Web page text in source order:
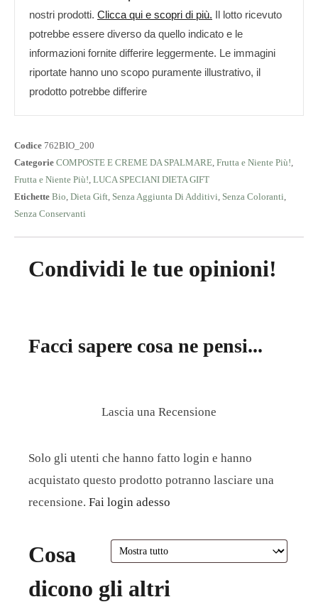
nostri prodotti. Clicca qui e scopri di più. Il lotto ricevuto
potrebbe essere diverso da quello indicato e le
informazioni fornite differire leggermente. Le immagini
riportate hanno uno scopo puramente illustrativo, il
prodotto potrebbe differire
Codice 762BIO_200
Categorie COMPOSTE E CREME DA SPALMARE Frutta e Niente Più!
Frutta e Niente Più! LUCA SPECIANI DIETA GIFT
Etichette Bio Dieta Gift Senza Aggiunta Di Additivi Senza Coloranti
Senza Conservanti
Condividi le tue opinioni!
Facci sapere cosa ne pensi...
Lascia una Recensione
Solo gli utenti che hanno fatto login e hanno
acquistato questo prodotto potranno lasciare una
recensione. Fai login adesso
Cosa
dicono gli altri